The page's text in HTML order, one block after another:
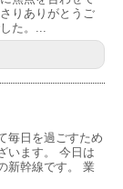
りありがとうご
た。...
毎日を過ごすため
います。 今日は
新幹線です。 業